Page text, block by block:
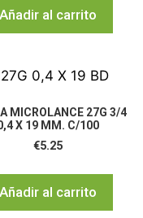
Añadir al carrito
MICROLANCE 27G 3/4
X 19 MM. C/100
€5.25
Añadir al carrito